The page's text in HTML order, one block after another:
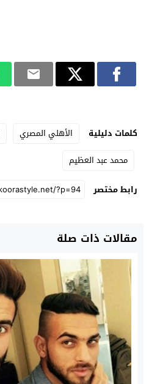
كلمات دليلية الأهلي المصري
محمد عبد العظيم
رابط مختصر
مقالات ذات صلة